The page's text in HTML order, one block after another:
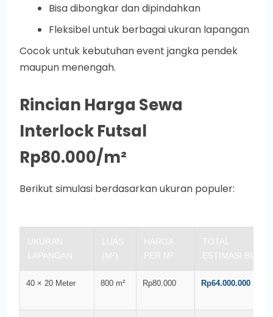
Bisa dibongkar dan dipindahkan
Fleksibel untuk berbagai ukuran lapangan
Cocok untuk kebutuhan event jangka pendek
maupun menengah.
Rincian Harga Sewa
Interlock Futsal
Rp80.000/m²
Berikut simulasi berdasarkan ukuran populer:
UKURAN
LAPANGAN
LUAS
(M²)
HARGA
PER M²
TOTAL
ESTIMASI BIAYA
40 × 20 Meter 800 m² Rp80.000 Rp64.000.000